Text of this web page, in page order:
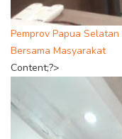
Pemprov Papua
Bersama Masyarakat
Content;?>